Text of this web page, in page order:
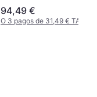
94,49 €
O 3 pagos de 31,49 € TAE 0%